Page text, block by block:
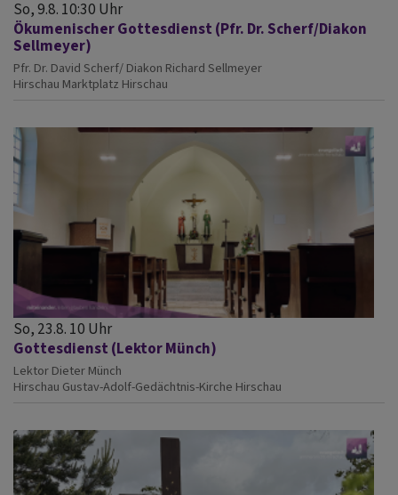
So, 9.8. 10:30 Uhr
Ökumenischer Gottesdienst (Pfr. Dr. Scherf/Diakon
Sellmeyer)
Pfr. Dr. David Scherf/ Diakon Richard Sellmeyer
Hirschau Marktplatz Hirschau
So, 23.8. 10 Uhr
Gottesdienst (Lektor Münch)
Lektor Dieter Münch
Hirschau Gustav-Adolf-Gedächtnis-Kirche Hirschau